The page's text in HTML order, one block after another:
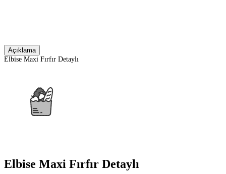
Açıklama
Elbise Maxi Fırfır Detaylı
Elbise Maxi Fırfır Detaylı